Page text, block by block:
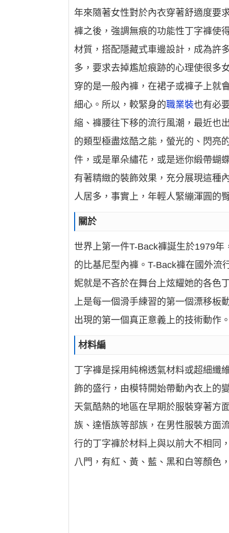
年來隨著女性對於內衣穿著舒適度要
褲之後，強調無痕的功能性丁字褲使
材質，搭配隱藏式車邊設計，成為許
多，要求去掉尷尬痕跡的心理使很多
穿的是一般內褲，在裙子或褲子上就
細心。所以，較緊身的職業裝也有必
縮、褲腰往下移的流行風潮，最近也
的類型極盡炫酷之能，螢光的、閃
件，或是單朵繡花，或是迷你緞帶蝴
有著精緻的裝飾效果，充分展現這種
人居多，事實上，年輕人緊繃渾圓的
關於
世界上第一件T-Back褲誕生於1979
的比基尼型內褲。T-Back褲在國外流
妮就是不吝於在舞台上炫耀她的各色
上是每一個滑手練習的第一個漂移板
出現的第一個真正意義上的技術動作
材料編
丁字褲是採用純棉透氣材料或超細纖
飾的盛行，由模特開始帶動內衣上的
天氣酷熱的地區在早期於服裝穿著方
族、達悟族等部族，在男性服裝方面
行的丁字褲於材料上與以前大不相同
八門，有紅、黃、藍、黑和白等顏色